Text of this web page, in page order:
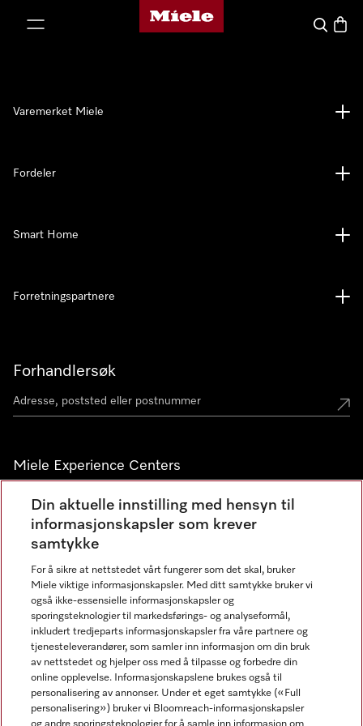
Mieles hjemmeside
Søk
Forhandlersøk
Miele Experience Centers
Miele Experience Center Nesbru
Miele Outlet Nesbru
Nyhetsbrev
Varemerket Miele
Fordeler
Smart Home
Forretningspartnere
Din aktuelle innstilling med hensyn til
informasjonskapsler som krever
samtykke
For å sikre at nettstedet vårt fungerer som det skal, bruker
Miele viktige informasjonskapsler. Med ditt samtykke bruker vi
også ikke-essensielle informasjonskapsler og
sporingsteknologier til markedsførings- og analyseformål,
inkludert tredjeparts informasjonskapsler fra våre partnere og
tjenesteleverandører, som samler inn informasjon om din bruk
av nettstedet og hjelper oss med å tilpasse og forbedre din
online opplevelse. Informasjonskapslene brukes også til
personalisering av annonser. Under et eget samtykke («Full
personalisering») bruker vi Bloomreach-informasjonskapsler